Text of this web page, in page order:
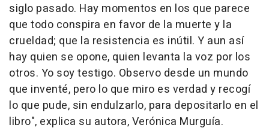
siglo pasado. Hay momentos en los que parece
que todo conspira en favor de la muerte y la
crueldad; que la resistencia es inútil. Y aun así
hay quien se opone, quien levanta la voz por los
otros. Yo soy testigo. Observo desde un mundo
que inventé, pero lo que miro es verdad y recogí
lo que pude, sin endulzarlo, para depositarlo en el
libro", explica su autora, Verónica Murguía.